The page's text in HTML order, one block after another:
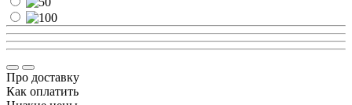
Про доставку
Как оплатить